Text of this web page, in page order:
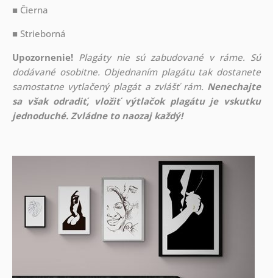
■ Čierna
■ Strieborná
Upozornenie! Plagáty nie sú zabudované v ráme. Sú
dodávané osobitne. Objednaním plagátu tak dostanete
samostatne vytlačený plagát a zvlášť rám. Nenechajte
sa však odradiť, vložiť výtlačok plagátu je vskutku
jednoduché. Zvládne to naozaj každý!